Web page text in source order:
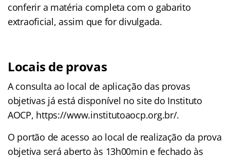
conferir a matéria completa com o gabarito
extraoficial, assim que for divulgada.
Locais de provas
A consulta ao local de aplicação das provas
objetivas já está disponível no site do Instituto
AOCP, https://www.institutoaocp.org.br/.
O portão de acesso ao local de realização da prova
objetiva será aberto às 13h00min e fechado às